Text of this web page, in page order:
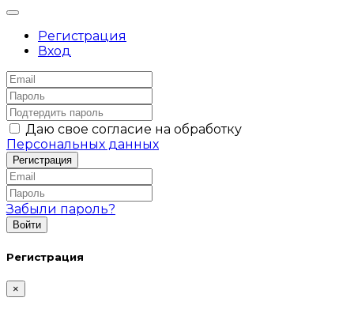
Регистрация
Вход
Даю свое согласие на обработку
Персональных данных
Забыли пароль?
Регистрация
×